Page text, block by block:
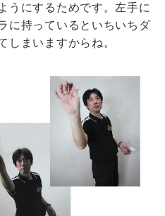
うにするためです。左手に
に持っているといちいちダ
しまいますからね。